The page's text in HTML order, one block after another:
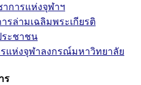
การแห่งจุฬาฯ
รล่ามเฉลิมพระเกียรติ
ระชาชน
แห่งจุฬาลงกรณ์มหาวิทยาลัย
ร